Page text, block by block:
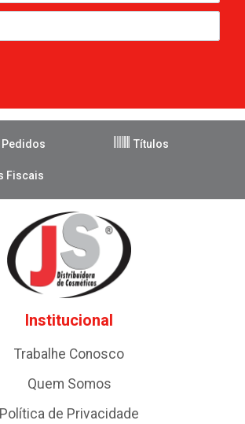
Títulos
Fiscais
Institucional
Trabalhe Conosco
Quem Somos
Política de Privacidade